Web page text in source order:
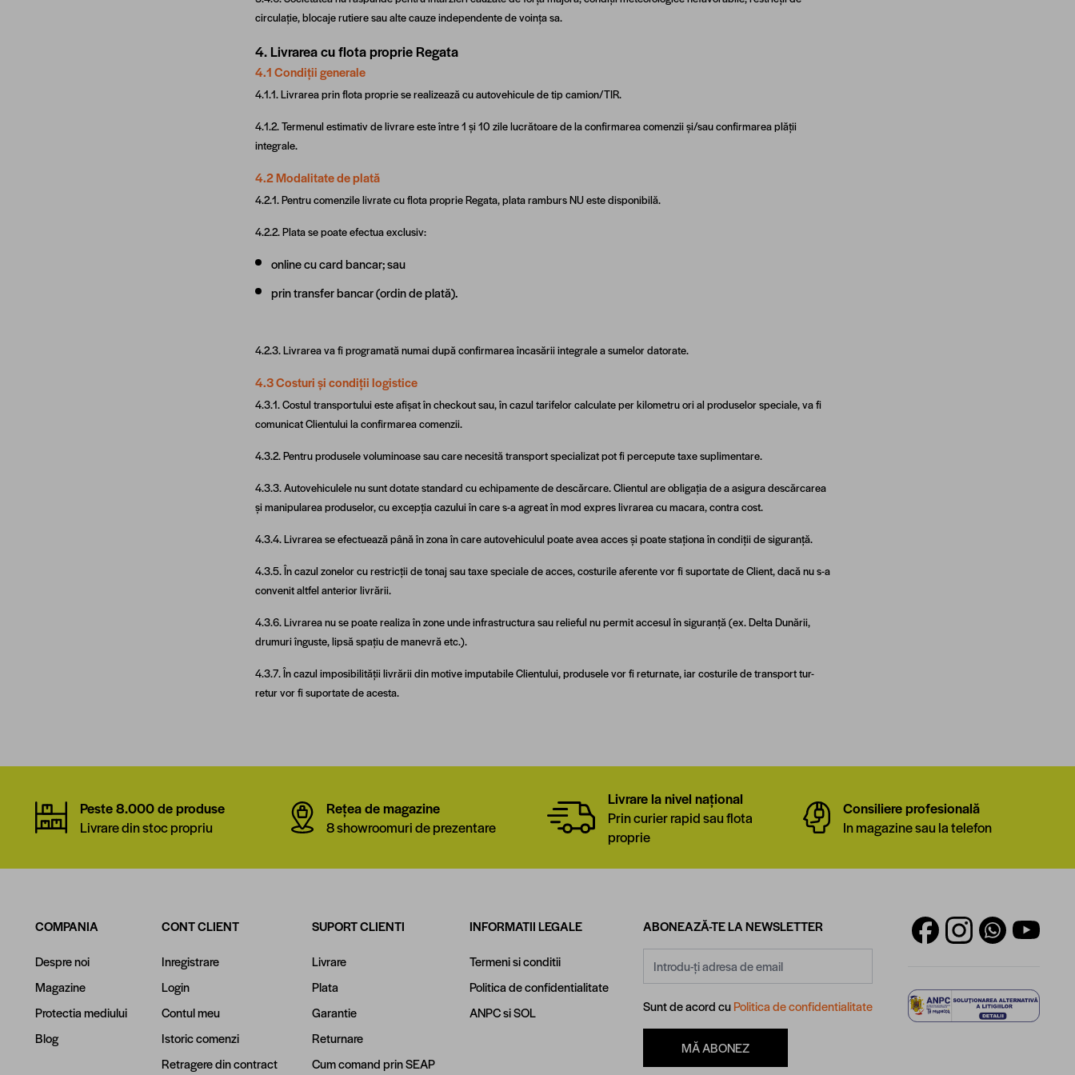
circulație, blocaje rutiere sau alte cauze independente de voința sa.
4. Livrarea cu flota proprie Regata
4.1 Condiții generale
4.1.1. Livrarea prin flota proprie se realizează cu autovehicule de tip camion/TIR.
4.1.2. Termenul estimativ de livrare este între 1 și 10 zile lucrătoare de la confirmarea comenzii și/sau confirmarea plății
integrale.
4.2 Modalitate de plată
4.2.1. Pentru comenzile livrate cu flota proprie Regata, plata ramburs NU este disponibilă.
4.2.2. Plata se poate efectua exclusiv:
online cu card bancar; sau
prin transfer bancar (ordin de plată).
4.2.3. Livrarea va fi programată numai după confirmarea încasării integrale a sumelor datorate.
4.3 Costuri și condiții logistice
4.3.1. Costul transportului este afișat în checkout sau, în cazul tarifelor calculate per kilometru ori al produselor speciale, va fi
comunicat Clientului la confirmarea comenzii.
4.3.2. Pentru produsele voluminoase sau care necesită transport specializat pot fi percepute taxe suplimentare.
4.3.3. Autovehiculele nu sunt dotate standard cu echipamente de descărcare. Clientul are obligația de a asigura descărcarea
și manipularea produselor, cu excepția cazului în care s-a agreat în mod expres livrarea cu macara, contra cost.
4.3.4. Livrarea se efectuează până în zona în care autovehiculul poate avea acces și poate staționa în condiții de siguranță.
4.3.5. În cazul zonelor cu restricții de tonaj sau taxe speciale de acces, costurile aferente vor fi suportate de Client, dacă nu s-a
convenit altfel anterior livrării.
4.3.6. Livrarea nu se poate realiza în zone unde infrastructura sau relieful nu permit accesul în siguranță (ex. Delta Dunării,
drumuri înguste, lipsă spațiu de manevră etc.).
4.3.7. În cazul imposibilității livrării din motive imputabile Clientului, produsele vor fi returnate, iar costurile de transport tur-
retur vor fi suportate de acesta.
Peste 8.000 de produse
Livrare din stoc propriu
Rețea de magazine
8 showroomuri de prezentare
Livrare la nivel național
Prin curier rapid sau flota
proprie
Consiliere profesională
In magazine sau la telefon
COMPANIA
Despre noi
Magazine
Protectia mediului
Blog
CONT CLIENT
Inregistrare
Login
Contul meu
Istoric comenzi
Retragere din contract
SUPORT CLIENTI
Livrare
Plata
Garantie
Returnare
Cum comand prin SEAP
INFORMATII LEGALE
Termeni si conditii
Politica de confidentialitate
ANPCsiSOL
ABONEAZĂ-TE LA NEWSLETTER
Sunt de acord cuPolitica de confidentialitate
MĂ ABONEZ